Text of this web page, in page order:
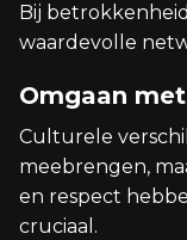
Bij
waardevolle
Omgaan
Culturele
meebrengen,
en respect
cruciaal.